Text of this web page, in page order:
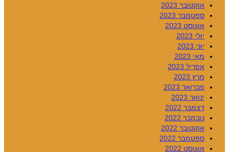
אוקטובר 2023
ספטמבר 2023
אוגוסט 2023
יולי 2023
יוני 2023
מאי 2023
אפריל 2023
מרץ 2023
פברואר 2023
ינואר 2023
דצמבר 2022
נובמבר 2022
אוקטובר 2022
ספטמבר 2022
אוגוסט 2022